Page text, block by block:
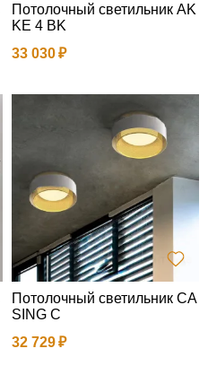
Потолочный светильник AK
KE 4 BK
33 030
Потолочный светильник CA
SING C
32 729